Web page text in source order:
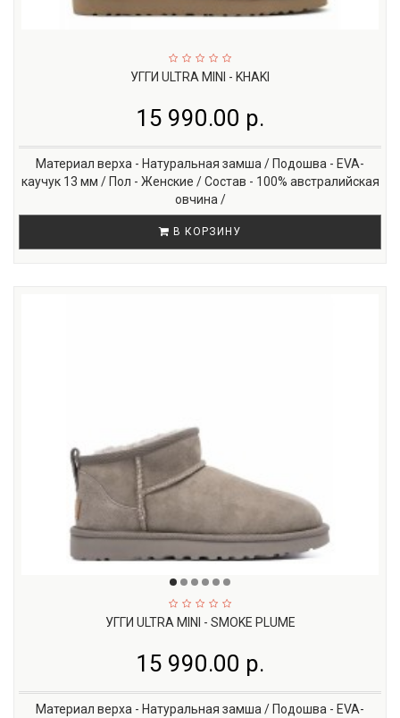
УГГИ ULTRA MINI - KHAKI
15 990.00 р.
Материал верха - Натуральная замша / Подошва - EVA-
каучук 13 мм / Пол - Женские / Состав - 100% австралийская
овчина /
В КОРЗИНУ
УГГИ ULTRA MINI - SMOKE PLUME
15 990.00 р.
Материал верха - Натуральная замша / Подошва - EVA-